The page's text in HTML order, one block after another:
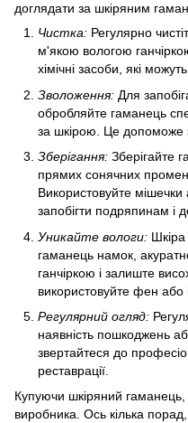
доглядати за шкіряним
Чистка: Регулярно
м'якою вологою
хімічні засоби, які
Зволоження: Для
обробляйте гаманець
за шкірою. Це допоможе
Зберігання: Зберігайте
прямих сонячних
Використовуйте
запобігти подряпинам і
Уникайте вологи:
гаманець намок,
ганчіркою і залиште
використовуйте фен або
Регулярний огляд:
наявність пошкоджень
звертайтеся до
реставрації.
Купуючи шкіряний
виробника. Ось кілька